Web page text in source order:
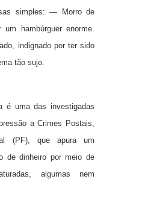
simples: — Morro de
hambúrguer enorme.
indignado por ter sido
tão sujo.
é uma das investigadas
a Crimes Postais,
(PF), que apura um
de dinheiro por meio de
algumas nem